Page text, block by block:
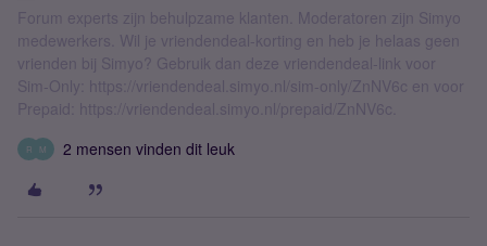
Forum experts zijn behulpzame klanten. Moderatoren zijn Simyo
medewerkers. Wil je vriendendeal-korting en heb je helaas geen
vrienden bij Simyo? Gebruik dan deze vriendendeal-link voor
Sim-Only: https://vriendendeal.simyo.nl/sim-only/ZnNV6c en voor
Prepaid: https://vriendendeal.simyo.nl/prepaid/ZnNV6c.
R M 2 mensen vinden dit leuk